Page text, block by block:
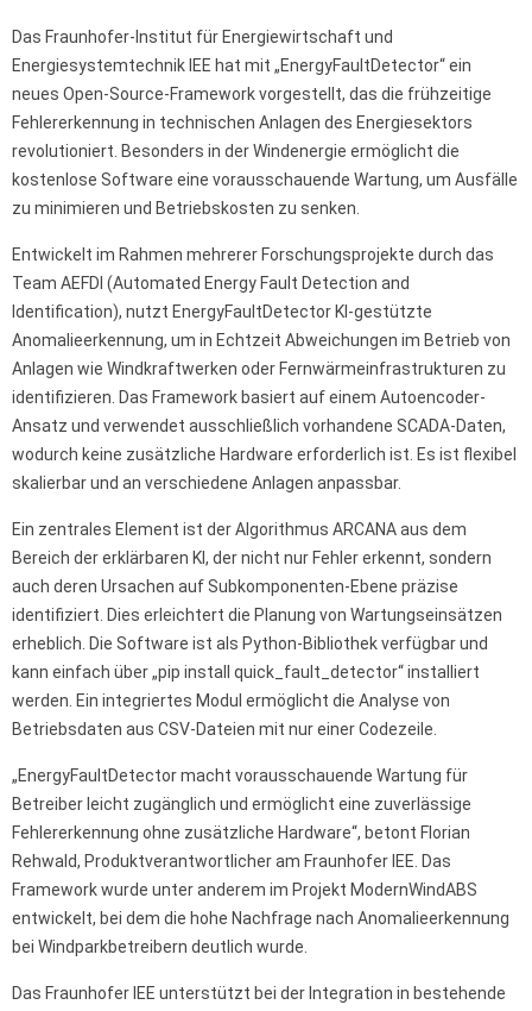
Das Fraunhofer-Institut für Energiewirtschaft und
Energiesystemtechnik IEE hat mit „EnergyFaultDetector“ ein
neues Open-Source-Framework vorgestellt, das die frühzeitige
Fehlererkennung in technischen Anlagen des Energiesektors
revolutioniert. Besonders in der Windenergie ermöglicht die
kostenlose Software eine vorausschauende Wartung, um Ausfälle
zu minimieren und Betriebskosten zu senken.
Entwickelt im Rahmen mehrerer Forschungsprojekte durch das
Team AEFDI (Automated Energy Fault Detection and
Identification), nutzt EnergyFaultDetector KI-gestützte
Anomalieerkennung, um in Echtzeit Abweichungen im Betrieb von
Anlagen wie Windkraftwerken oder Fernwärmeinfrastrukturen zu
identifizieren. Das Framework basiert auf einem Autoencoder-
Ansatz und verwendet ausschließlich vorhandene SCADA-Daten,
wodurch keine zusätzliche Hardware erforderlich ist. Es ist flexibel
skalierbar und an verschiedene Anlagen anpassbar.
Ein zentrales Element ist der Algorithmus ARCANA aus dem
Bereich der erklärbaren KI, der nicht nur Fehler erkennt, sondern
auch deren Ursachen auf Subkomponenten-Ebene präzise
identifiziert. Dies erleichtert die Planung von Wartungseinsätzen
erheblich. Die Software ist als Python-Bibliothek verfügbar und
kann einfach über „pip install quick_fault_detector“ installiert
werden. Ein integriertes Modul ermöglicht die Analyse von
Betriebsdaten aus CSV-Dateien mit nur einer Codezeile.
„EnergyFaultDetector macht vorausschauende Wartung für
Betreiber leicht zugänglich und ermöglicht eine zuverlässige
Fehlererkennung ohne zusätzliche Hardware“, betont Florian
Rehwald, Produktverantwortlicher am Fraunhofer IEE. Das
Framework wurde unter anderem im Projekt ModernWindABS
entwickelt, bei dem die hohe Nachfrage nach Anomalieerkennung
bei Windparkbetreibern deutlich wurde.
Das Fraunhofer IEE unterstützt bei der Integration in bestehende